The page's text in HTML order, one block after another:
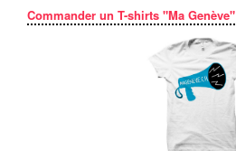
Commander un T-shirts "Ma Genève"